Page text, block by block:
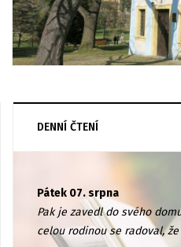
DENNÍ ČTENÍ
Pátek 07. srpna
Pak je zavedl do svého
celou rodinou se radoval,